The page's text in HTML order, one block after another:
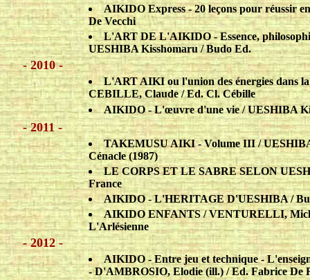
AIKIDO Express - 20 leçons pour réussir
De Vecchi
L'ART DE L'AIKIDO - Essence,
UESHIBA Kisshomaru / Budo Ed.
- 2010 -
L'ART AIKI ou l'union des énergies dans la
CEBILLE, Claude / Ed. Cl. Cébille
AIKIDO - L'œuvre d'une vie / UESHIBA
- 2011 -
TAKEMUSU AIKI - Volume III /
Cénacle (1987)
LE CORPS ET LE SABRE SELON
France
AIKIDO - L'HERITAGE D'UESHIBA /
AIKIDO ENFANTS / VENTURELLI,
L'Arlésienne
- 2012 -
AIKIDO - Entre jeu et technique -
- D'AMBROSIO, Elodie (ill.) / Ed. Fabrice De